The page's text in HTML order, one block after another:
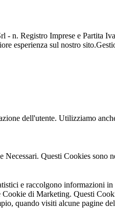
- n. Registro Imprese e Partita
esperienza sul nostro sito.
dell'utente. Utilizziamo
Questi Cookies sono
e raccolgono informazioni
di Marketing. Questi
quando visiti alcune